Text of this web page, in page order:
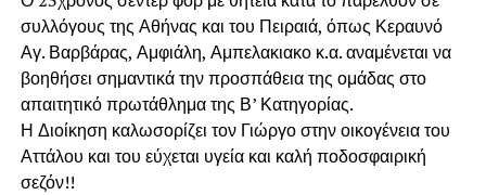
συλλόγους της Αθήνας και του Πειραιά, όπως Κεραυνό
Αγ. Βαρβάρας, Αμφιάλη, Αμπελακιακο κ.α. αναμένεται να
βοηθήσει σημαντικά την προσπάθεια της ομάδας στο
απαιτητικό πρωτάθλημα της Β’ Κατηγορίας.
Η Διοίκηση καλωσορίζει τον Γιώργο στην οικογένεια του
Αττάλου και του εύχεται υγεία και καλή ποδοσφαιρική
σεζόν!!